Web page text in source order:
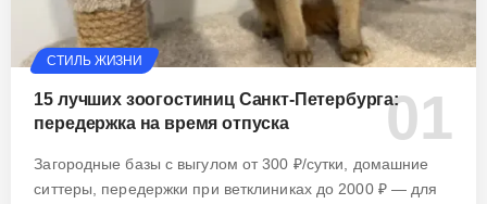
СТИЛЬ ЖИЗНИ
15 лучших зоогостиниц Санкт-Петербурга:
передержка на время отпуска
Загородные базы с выгулом от 300 ₽/сутки, домашние
ситтеры, передержки при ветклиниках до 2000 ₽ — для